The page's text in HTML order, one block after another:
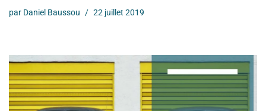
par Daniel Baussou 22 juillet 2019